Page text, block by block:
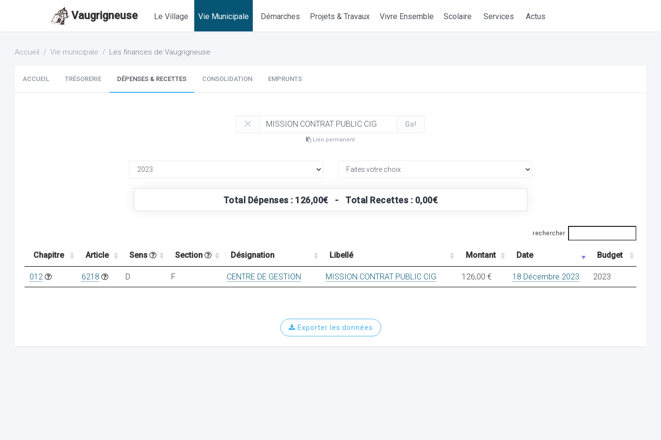
Vaugrigneuse Le Village Vie Municipale Démarches Projets & Travaux Vivre Ensemble Scolaire Services Actus
Accueil Vie municipale Les finances de Vaugrigneuse
ACCUEIL TRÉSORERIE DÉPENSES & RECETTES CONSOLIDATION EMPRUNTS
Go!
Lien permanent
Total Dépenses : 126,00€ - Total Recettes : 0,00€
rechercher
Chapitre Article Sens Section Désignation Libellé Montant Date Budget
012 6218 D F CENTRE DE GESTION MISSION CONTRAT PUBLIC CIG 126,00 € 18 Décembre 2023 2023
Exporter les données